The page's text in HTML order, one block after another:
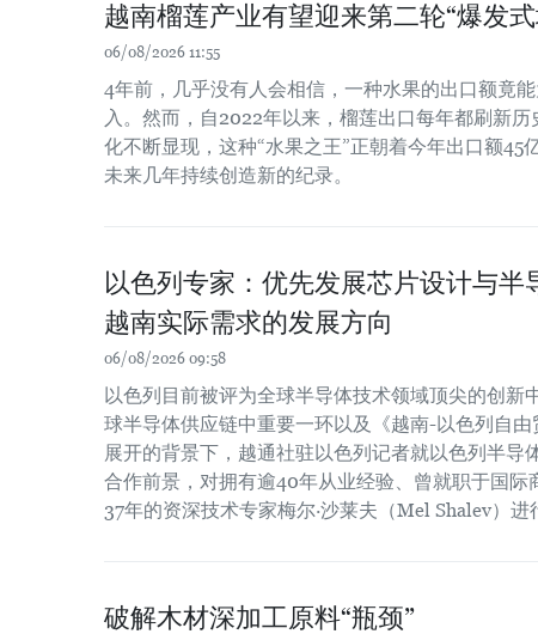
越南榴莲产业有望迎来第二轮“爆发
06/08/2026 11:55
4年前，几乎没有人会相信，一种水果的出口额竟
入。然而，自2022年以来，榴莲出口每年都刷新
化不断显现，这种“水果之王”正朝着今年出口额45
未来几年持续创造新的纪录。
以色列专家：优先发展芯片设计与半
越南实际需求的发展方向
06/08/2026 09:58
以色列目前被评为全球半导体技术领域顶尖的创新
球半导体供应链中重要一环以及《越南-以色列自
展开的背景下，越通社驻以色列记者就以色列半导
合作前景，对拥有逾40年从业经验、曾就职于国
37年的资深技术专家梅尔·沙莱夫（Mel Shalev）进
破解木材深加工原料“瓶颈”